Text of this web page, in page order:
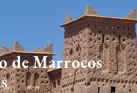
de Marrocos